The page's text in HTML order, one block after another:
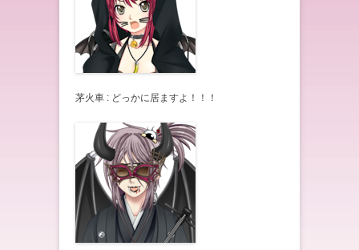
茅火車 : どっかに居ますよ！！！